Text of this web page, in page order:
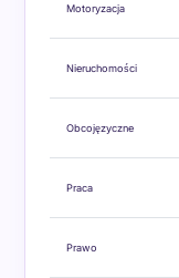
Motoryzacja
Nieruchomości
Obcojęzyczne
Praca
Prawo